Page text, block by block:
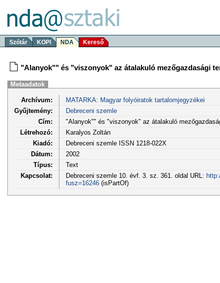
Szótár KOPI NDA Kereső
"Alanyok"" és "viszonyok" az átalakuló mezőgazdasági
Metaadatok
Archívum:
MATARKA: Magyar folyóiratok tartalomjegyzékei
Gyűjtemény:
Debreceni szemle
Cím:
"Alanyok"" és "viszonyok" az átalakuló
Létrehozó:
Karalyos Zoltán
Kiadó:
Debreceni szemle ISSN 1218-022X
Dátum:
2002
Típus:
Text
Kapcsolat:
Debreceni szemle 10. évf. 3. sz. 361. oldal URL:
fusz=16246(isPartOf)